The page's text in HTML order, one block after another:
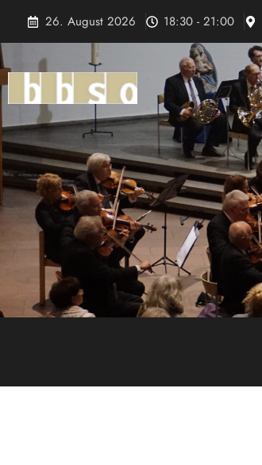
Inhalt
springen
26. August 2026 18:30 - 21:00